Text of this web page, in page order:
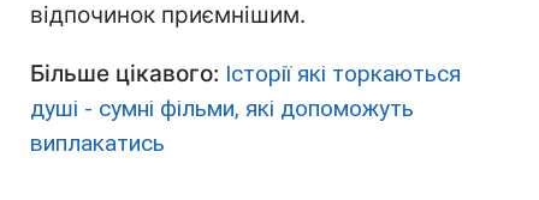
відпочинок приємнішим.
Більше цікавого: Історії які торкаються
душі - сумні фільми, які допоможуть
виплакатись